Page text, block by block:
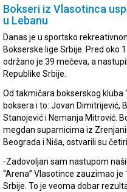
Bokseri iz Vlasotinca
u Lebanu
Danas je u sportsko
Bokserske lige Srbije. Pred oko
održano je 39 mečeva, a
Republike Srbije.
Od takmičara bokserskog kluba
boksera i to: Jovan Dimitrijević,
Stanojević i Nemanja Mitrović.
megdan suparnicima iz
Beograda i Niša, ostvarili su
-Zadovoljan sam nastupom
“Arena” Vlasotince zauzimao
Srbije. To je veoma dobar